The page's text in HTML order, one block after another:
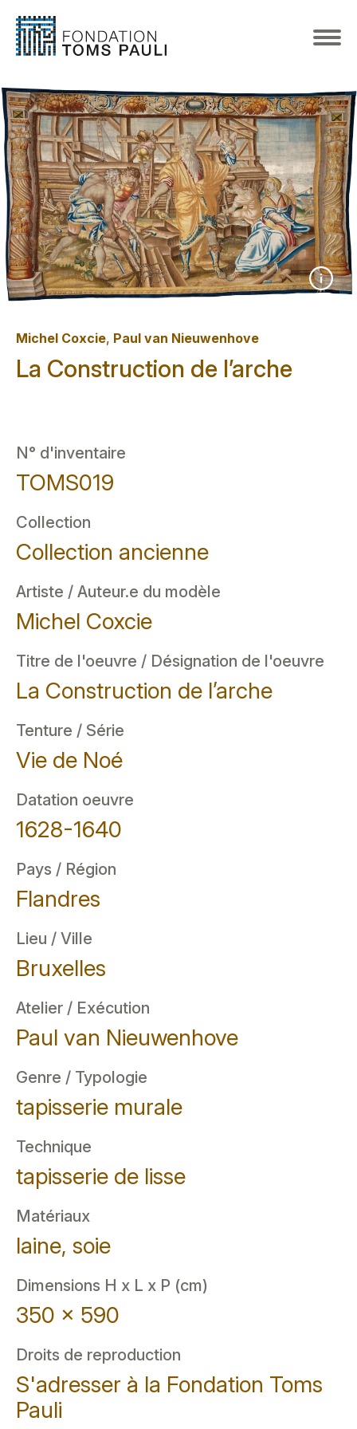
Michel Coxcie, Paul van Nieuwenhove
La Construction de l’arche
N° d'inventaire
TOMS019
Collection
Collection ancienne
Artiste / Auteur.e du modèle
Michel Coxcie
Titre de l'oeuvre / Désignation de l'oeuvre
La Construction de l’arche
Tenture / Série
Vie de Noé
Datation oeuvre
1628-1640
Pays / Région
Flandres
Lieu / Ville
Bruxelles
Atelier / Exécution
Paul van Nieuwenhove
Genre / Typologie
tapisserie murale
Technique
tapisserie de lisse
Matériaux
laine, soie
Dimensions H x L x P (cm)
350 x 590
Droits de reproduction
S'adresser à la Fondation Toms
Pauli